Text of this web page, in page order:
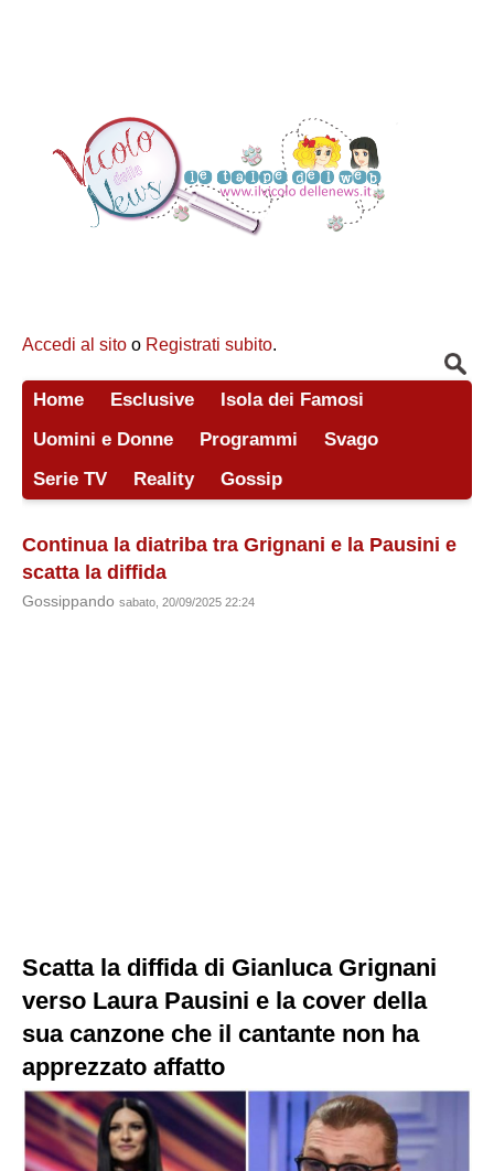
Accedi al sito o Registrati subito.
Home Esclusive
Isola dei Famosi
Uomini e Donne
Programmi
Svago
Serie TV
Reality Gossip
Continua la diatriba tra Grignani e la Pausini e
scatta la diffida
Gossippando sabato, 20/09/2025 22:24
Scatta la diffida di Gianluca Grignani
verso Laura Pausini e la cover della
sua canzone che il cantante non ha
apprezzato affatto